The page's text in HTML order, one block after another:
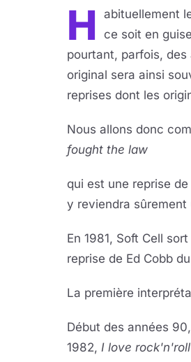
H abituellement
ce soit en
pourtant, parfois,
original sera ainsi
reprises dont les
Nous allons donc
fought the law
qui est une reprise
y reviendra sûrement
En 1981, Soft Cell sort
reprise de Ed Cobb
La première
Début des années
1982, I love rock'n'roll